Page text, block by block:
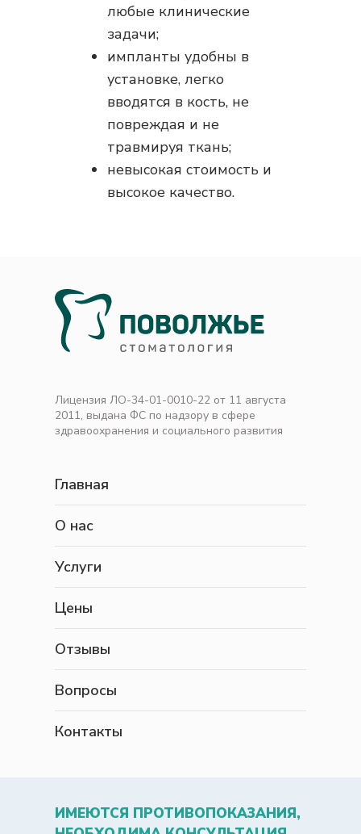
любые клинические
задачи;
импланты удобны в
установке, легко
вводятся в кость, не
повреждая и не
травмируя ткань;
невысокая стоимость и
высокое качество.
Лицензия ЛО-34-01-0010-22 от 11 августа
2011, выдана ФС по надзору в сфере
здравоохранения и социального развития
Главная
О нас
Услуги
Цены
Отзывы
Вопросы
Контакты
ИМЕЮТСЯ ПРОТИВОПОКАЗАНИЯ,